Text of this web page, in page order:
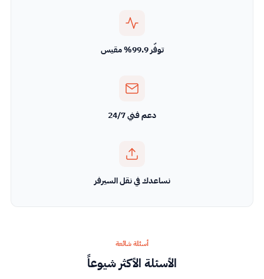
توفّر 99.9% مقيس
دعم فني 24/7
نساعدك في نقل السيرفر
أسئلة شائعة
الأسئلة الأكثر شيوعاً